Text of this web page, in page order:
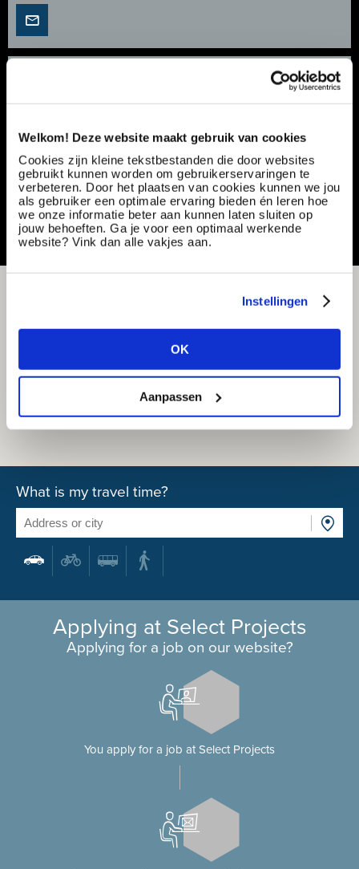
Welkom! Deze website maakt gebruik van cookies
Cookies zijn kleine tekstbestanden die door websites
gebruikt kunnen worden om gebruikerservaringen te
verbeteren. Door het plaatsen van cookies kunnen we jou
als gebruiker een optimale ervaring bieden én leren hoe
we onze informatie beter aan kunnen laten sluiten op
jouw behoeften. Ga je voor een optimaal werkende
website? Vink dan alle vakjes aan.
Instellingen
OK
Aanpassen
Servicemonteur | Opleidingsmogelijkheden |
Specialization: Production & Technical
Share or save this vacancy
What is my travel time?
Applying at Select Projects
Applying for a job on our website?
You apply for a job at Select Projects